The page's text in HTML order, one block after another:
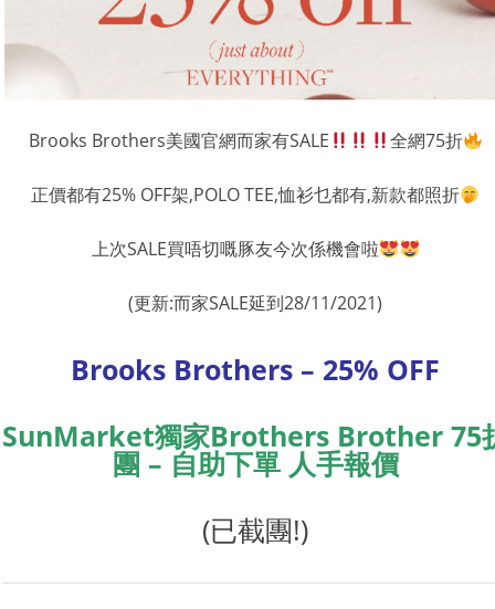
Brooks Brothers美國官網而家有SALE 全網75折
正價都有25% OFF架,POLO TEE,恤衫乜都有,新款都照折
上次SALE買唔切嘅豚友今次係機會啦
(更新:而家SALE延到28/11/2021)
Brooks Brothers – 25% OFF
SunMarket獨家Brothers Brother 75
團 – 自助下單 人手報價
(已截團!)